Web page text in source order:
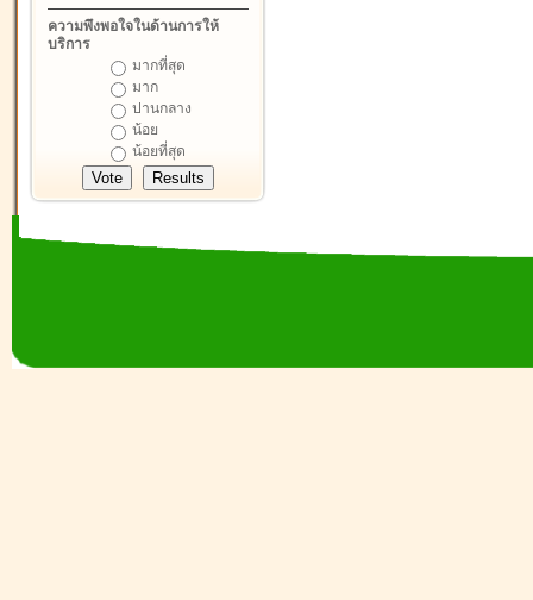
ความพึงพอใจในด้านการให้
บริการ
มากที่สุด
มาก
ปานกลาง
น้อย
น้อยที่สุด